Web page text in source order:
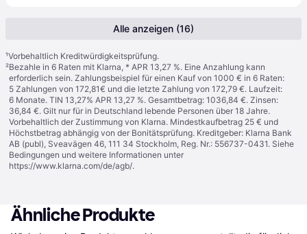
Alle anzeigen (16)
¹Vorbehaltlich Kreditwürdigkeitsprüfung.
²Bezahle in 6 Raten mit Klarna, * APR 13,27 %. Eine Anzahlung kann
erforderlich sein. Zahlungsbeispiel für einen Kauf von 1000 € in 6 Raten:
5 Zahlungen von 172,81€ und die letzte Zahlung von 172,79 €. Laufzeit:
6 Monate. TIN 13,27% APR 13,27 %. Gesamtbetrag: 1036,84 €. Zinsen:
36,84 €. Gilt nur für in Deutschland lebende Personen über 18 Jahre.
Vorbehaltlich der Zustimmung von Klarna. Mindestkaufbetrag 25 € und
Höchstbetrag abhängig von der Bonitätsprüfung. Kreditgeber: Klarna Bank
AB (publ), Sveavägen 46, 111 34 Stockholm, Reg. Nr.: 556737-0431. Siehe
Bedingungen und weitere Informationen unter
https://www.klarna.com/de/agb/.
Ähnliche Produkte